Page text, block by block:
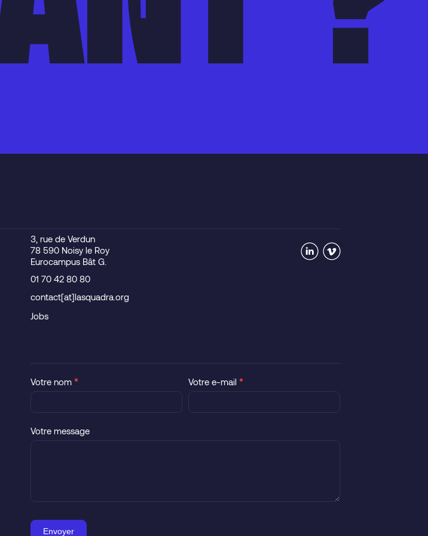
3, rue de Verdun
78 590 Noisy le Roy
Eurocampus Bât G.
01 70 42 80 80
contact[at]lasquadra.org
Jobs
Contact
Votre nom * Votre e-mail*
Votre message
Envoyer
Si
humain,